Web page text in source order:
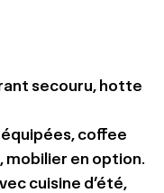
secouru, hotte
coffee
mobilier en option.
cuisine d’été,